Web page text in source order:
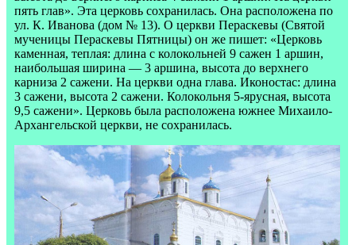
пять глав». Эта церковь сохранилась. Она расположена по
ул. К. Иванова (дом № 13). О церкви Пераскевы (Святой
мученицы Пераскевы Пятницы) он же пишет: «Церковь
каменная, теплая: длина с колокольней 9 сажен 1 аршин,
наибольшая ширина — 3 аршина, высота до верхнего
карниза 2 сажени. На церкви одна глава. Иконостас: длина
3 сажени, высота 2 сажени. Колокольня 5-ярусная, высота
9,5 сажени». Церковь была расположена южнее Михаило-
Архангельской церкви, не сохранилась.